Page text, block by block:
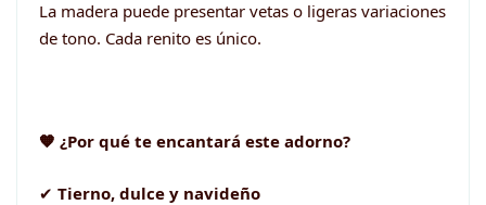
La madera puede presentar vetas o ligeras variaciones
de tono. Cada renito es único.
🧡 ¿Por qué te encantará este adorno?
✔ Tierno, dulce y navideño